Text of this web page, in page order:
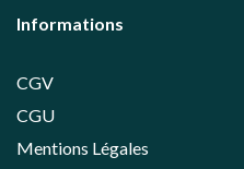
Informations
CGV
CGU
Mentions Légales